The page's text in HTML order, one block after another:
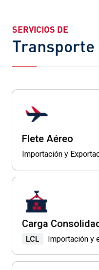
SERVICIOS DE
Transporte
Flete Aéreo
Importación y
Carga
LCL Importación y